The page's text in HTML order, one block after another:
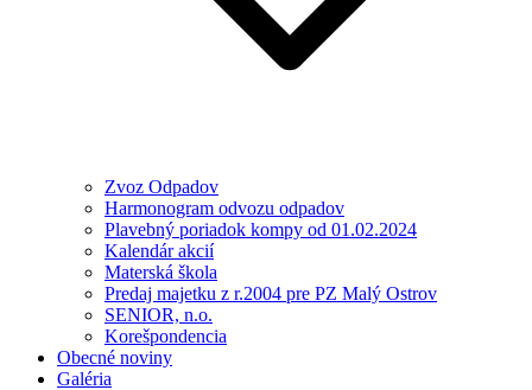
Zvoz Odpadov
Harmonogram odvozu odpadov
Plavebný poriadok kompy od 01.02.2024
Kalendár akcií
Materská škola
Predaj majetku z r.2004 pre PZ Malý Ostrov
SENIOR, n.o.
Korešpondencia
Obecné noviny
Galéria